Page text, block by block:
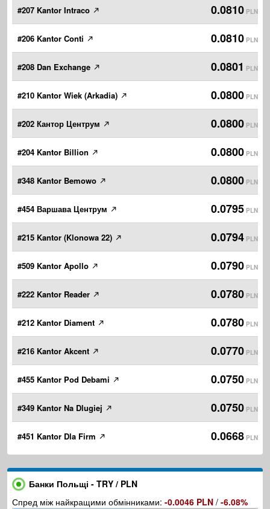
#207 Kantor Intraco 0.0810 PLN
#206 Kantor Conti 0.0810 PLN
#208 Dan Exchange 0.0801 PLN
#210 Kantor Wiek (Arkadia) 0.0800 PLN
#202 Кантор Центрум 0.0800 PLN
#204 Kantor Billion 0.0800 PLN
#348 Kantor Bemowo 0.0800 PLN
#454 Варшава Центрум 0.0795 PLN
#215 Kantor (Klonowa 22) 0.0794 PLN
#509 Kantor Apollo 0.0790 PLN
#222 Kantor Reader 0.0780 PLN
#212 Kantor Diament 0.0780 PLN
#216 Kantor Akcent 0.0770 PLN
#455 Kantor Pod Debami 0.0750 PLN
#349 Kantor Na Dlugiej 0.0750 PLN
#451 Kantor Dla Firm 0.0668 PLN
Банки Польщі - TRY / PLN
Спред між найкращими обмінниками: -0.0046 PLN / -6.08%